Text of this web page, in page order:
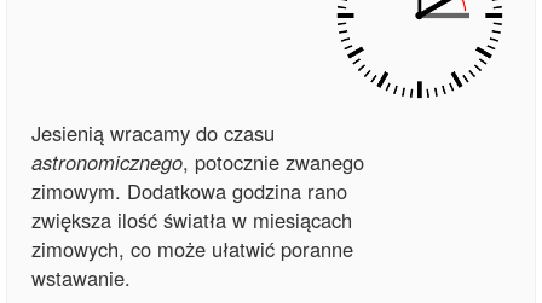
Jesienią wracamy do czasu
astronomicznego, potocznie zwanego
zimowym. Dodatkowa godzina rano
zwiększa ilość światła w miesiącach
zimowych, co może ułatwić poranne
wstawanie.